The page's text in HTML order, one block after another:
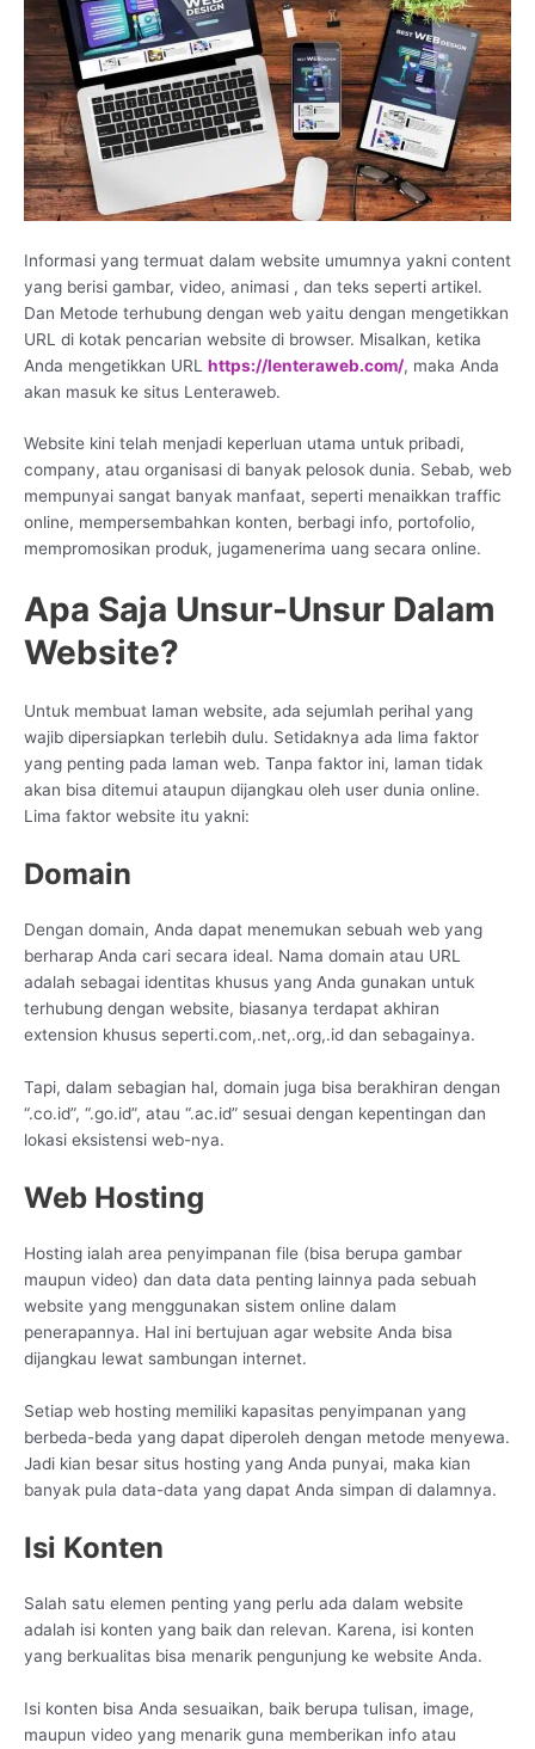
Informasi yang termuat dalam website umumnya yakni content
yang berisi gambar, video, animasi , dan teks seperti artikel.
Dan Metode terhubung dengan web yaitu dengan mengetikkan
URL di kotak pencarian website di browser. Misalkan, ketika
Anda mengetikkan URL https://lenteraweb.com/, maka Anda
akan masuk ke situs Lenteraweb.
Website kini telah menjadi keperluan utama untuk pribadi,
company, atau organisasi di banyak pelosok dunia. Sebab, web
mempunyai sangat banyak manfaat, seperti menaikkan traffic
online, mempersembahkan konten, berbagi info, portofolio,
mempromosikan produk, jugamenerima uang secara online.
Apa Saja Unsur-Unsur Dalam
Website?
Untuk membuat laman website, ada sejumlah perihal yang
wajib dipersiapkan terlebih dulu. Setidaknya ada lima faktor
yang penting pada laman web. Tanpa faktor ini, laman tidak
akan bisa ditemui ataupun dijangkau oleh user dunia online.
Lima faktor website itu yakni:
Domain
Dengan domain, Anda dapat menemukan sebuah web yang
berharap Anda cari secara ideal. Nama domain atau URL
adalah sebagai identitas khusus yang Anda gunakan untuk
terhubung dengan website, biasanya terdapat akhiran
extension khusus seperti.com,.net,.org,.id dan sebagainya.
Tapi, dalam sebagian hal, domain juga bisa berakhiran dengan
“.co.id”, “.go.id”, atau “.ac.id” sesuai dengan kepentingan dan
lokasi eksistensi web-nya.
Web Hosting
Hosting ialah area penyimpanan file (bisa berupa gambar
maupun video) dan data data penting lainnya pada sebuah
website yang menggunakan sistem online dalam
penerapannya. Hal ini bertujuan agar website Anda bisa
dijangkau lewat sambungan internet.
Setiap web hosting memiliki kapasitas penyimpanan yang
berbeda-beda yang dapat diperoleh dengan metode menyewa.
Jadi kian besar situs hosting yang Anda punyai, maka kian
banyak pula data-data yang dapat Anda simpan di dalamnya.
Isi Konten
Salah satu elemen penting yang perlu ada dalam website
adalah isi konten yang baik dan relevan. Karena, isi konten
yang berkualitas bisa menarik pengunjung ke website Anda.
Isi konten bisa Anda sesuaikan, baik berupa tulisan, image,
maupun video yang menarik guna memberikan info atau